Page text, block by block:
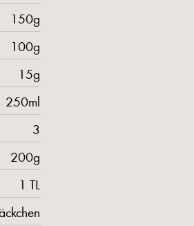
150g
100g
15g
250ml
3
200g
1 TL